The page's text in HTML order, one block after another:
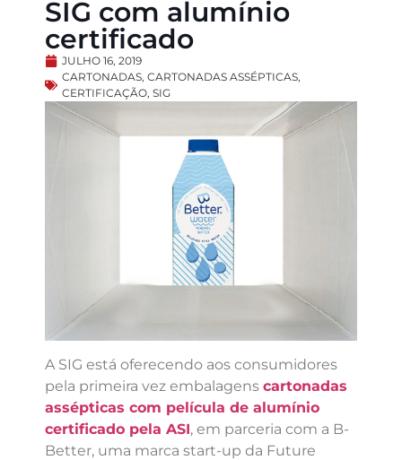
SIG com alumínio
certificado
JULHO 16, 2019
CARTONADAS, CARTONADAS ASSÉPTICAS,
CERTIFICAÇÃO, SIG
A SIG está oferecendo aos consumidores
pela primeira vez embalagens cartonadas
assépticas com película de alumínio
certificado pela ASI, em parceria com a B-
Better, uma marca start-up da Future